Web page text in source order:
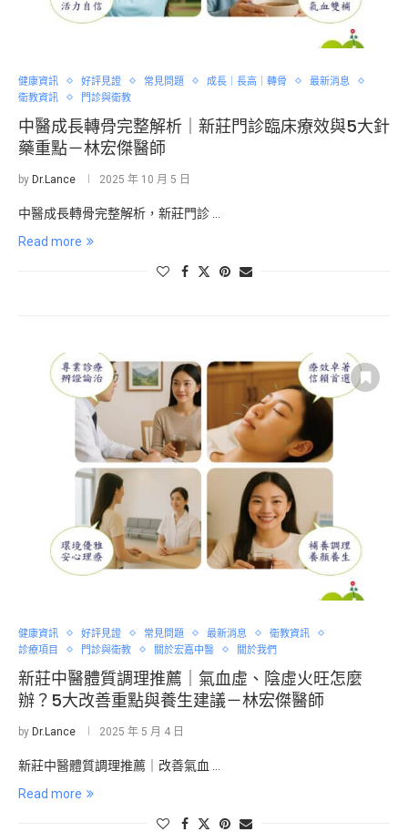
健康資訊 好評見證 常見問題 成長｜長高｜轉骨
最新消息
衛教資訊
門診與衛教
中醫成長轉骨完整解析｜新莊門診臨床療效與5大針
藥重點－林宏傑醫師
by Dr.Lance 2025 年 10 月 5 日
中醫成長轉骨完整解析，新莊門診 …
Read more
健康資訊 好評見證 常見問題 最新消息
衛教資訊
診療項目
門診與衛教 關於宏嘉中醫 關於我們
新莊中醫體質調理推薦｜氣血虛、陰虛火旺怎麼
辦？5大改善重點與養生建議－林宏傑醫師
by Dr.Lance 2025 年 5 月 4 日
新莊中醫體質調理推薦｜改善氣血 …
Read more